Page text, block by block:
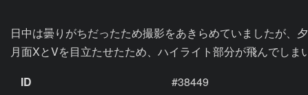
日中は曇りがちだったため撮影をあきらめていましたが、
月面XとVを目立たせたため、ハイライト部分が飛んでしま
ID
#38449